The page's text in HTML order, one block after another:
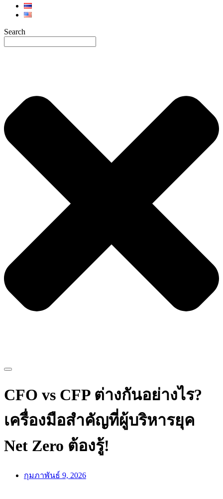
Search
CFO vs CFP ต่างกันอย่างไร?
เครื่องมือสำคัญที่ผู้บริหารยุค
Net Zero ต้องรู้!
กุมภาพันธ์ 9, 2026